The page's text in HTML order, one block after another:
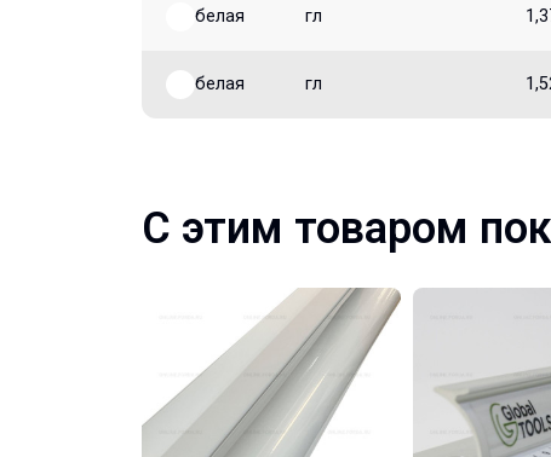
белая гл
белая гл
С этим товаром